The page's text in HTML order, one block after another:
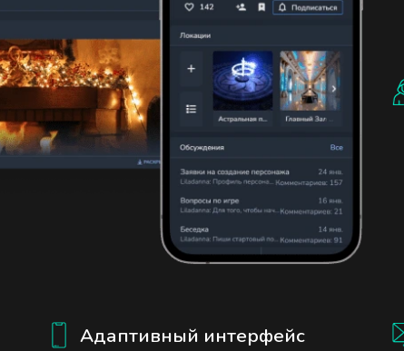
Адаптивный интерфейс